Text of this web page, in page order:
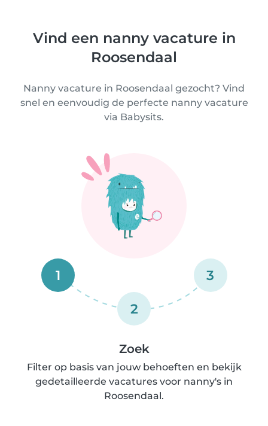
Vind een nanny vacature in
Roosendaal
Nanny vacature in Roosendaal gezocht? Vind
snel en eenvoudig de perfecte nanny vacature
via Babysits.
1
2
3
Zoek
Filter op basis van jouw behoeften en bekijk
gedetailleerde vacatures voor nanny's in
Roosendaal.